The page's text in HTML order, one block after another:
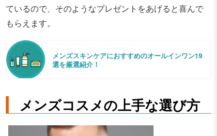
ているので、そのようなプレゼントをあげると喜んで
もらえます。
メンズスキンケアにおすすめのオールインワン19
選を厳選紹介！
メンズコスメの上手な選び方